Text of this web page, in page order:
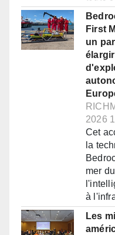
First
un
2026
Cet
la
mer
à
Les